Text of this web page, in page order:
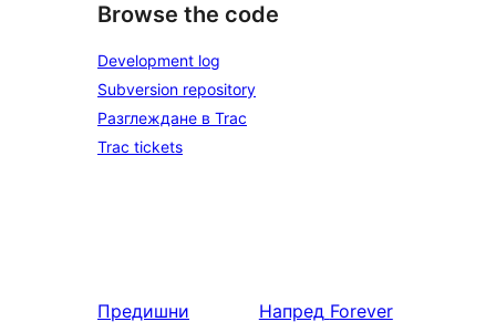
Browse the code
Development log
Subversion repository
Разглеждане в Trac
Trac tickets
Предишни
Напред Forever